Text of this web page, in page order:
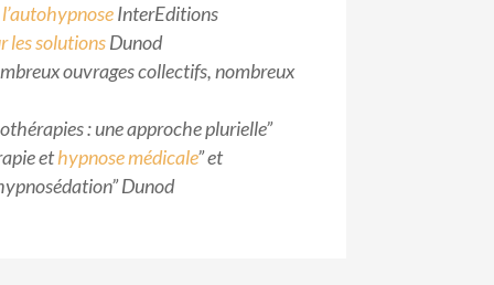
InterEditions
les solutionsDunod
ouvrages collectifs, nombreux
: une approche plurielle”
ethypnose médicale” et
Dunod